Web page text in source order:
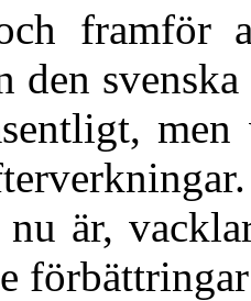
framför
den
är,